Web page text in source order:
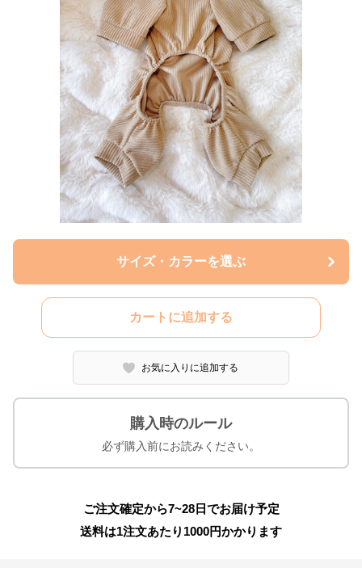
サイズ・カラーを選ぶ
カートに追加する
お気に入りに追加する
購入時のルール
必ず購入前にお読みください。
ご注文確定から7~28日でお届け予定
送料は1注文あたり 1000円かかります